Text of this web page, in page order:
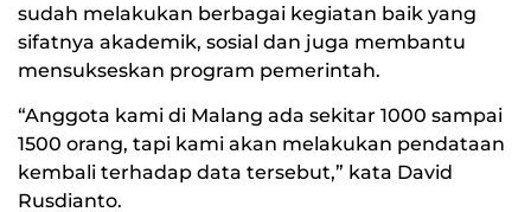
sudah melakukan berbagai kegiatan baik yang
sifatnya akademik, sosial dan juga membantu
mensukseskan program pemerintah.
“Anggota kami di Malang ada sekitar 1000 sampai
1500 orang, tapi kami akan melakukan pendataan
kembali terhadap data tersebut,” kata David
Rusdianto.